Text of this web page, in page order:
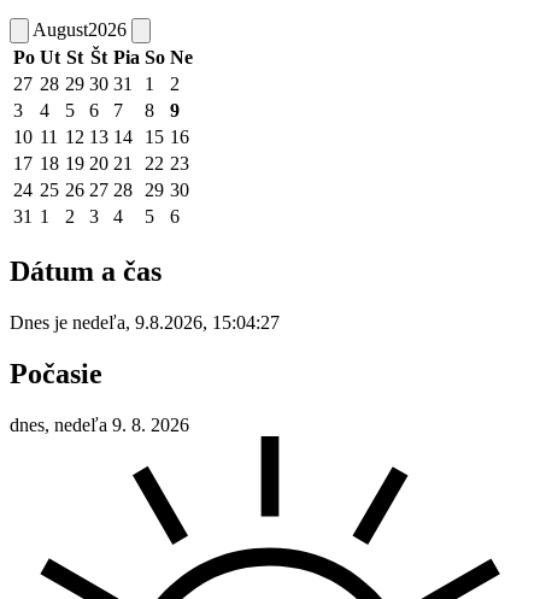
August2026
Po Ut St Št Pia So Ne
27 28 29 30 31 1
2
3
4 5 6 7 8
9
10 11 12 13 14 15 16
17 18 19 20 21 22 23
24 25 26 27 28 29 30
31 1 2 3 4 5 6
Dátum a čas
Dnes je nedeľa, 9.8.2026, 15:04:27
Počasie
dnes, nedeľa 9. 8. 2026